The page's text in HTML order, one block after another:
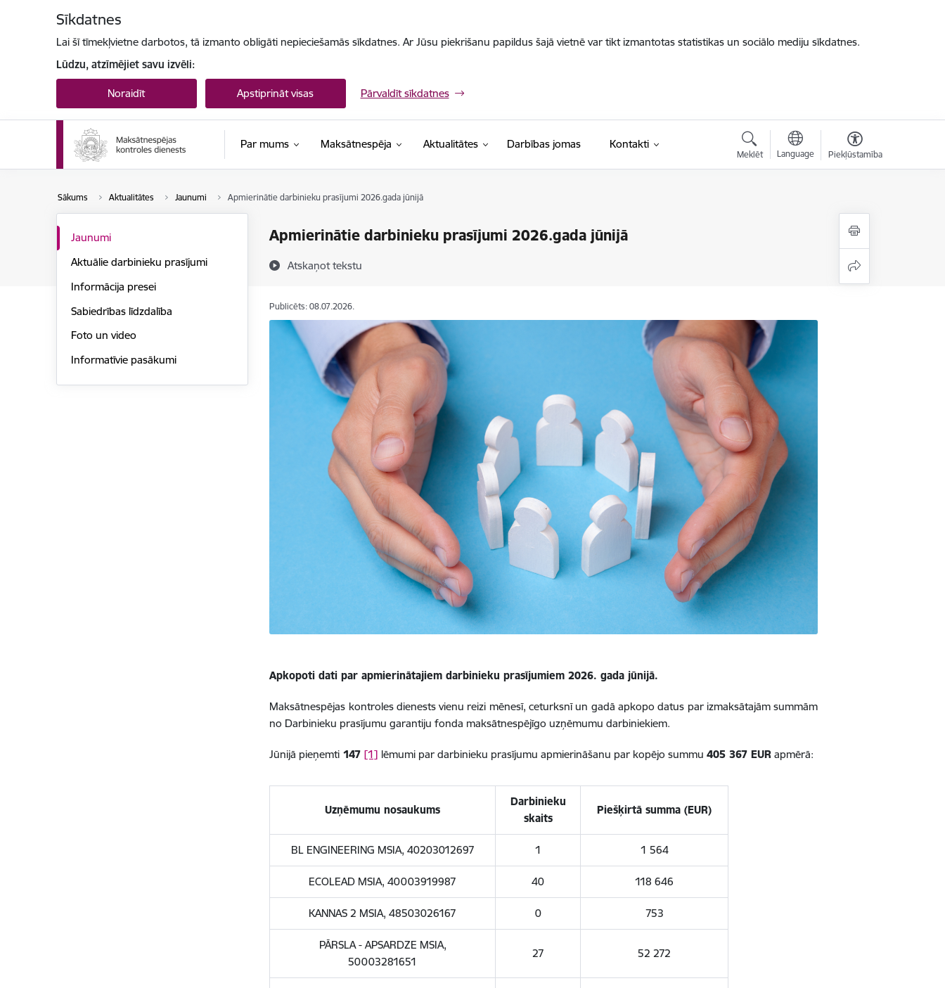
Sīkdatnes
Lai šī tīmekļvietne darbotos, tā izmanto obligāti nepieciešamās sīkdatnes. Ar Jūsu piekrišanu papildus šajā vietnē var tikt izmantotas statistikas un sociālo mediju sīkdatnes.
Lūdzu, atzīmējiet savu izvēli:
Noraidīt Apstiprināt visas Pārvaldīt sīkdatnes
Par mums Maksātnespēja Aktualitātes Darbības jomas Kontakti
Meklēt Language Piekļūstamība
Sākums Aktualitātes Jaunumi Apmierinātie darbinieku prasījumi 2026.gada jūnijā
Apmierinātie darbinieku prasījumi 2026.gada jūnijā
Atskaņot tekstu
Jaunumi
Aktuālie darbinieku prasījumi
Informācija presei
Sabiedrības līdzdalība
Foto un video
Informatīvie pasākumi
Publicēts: 08.07.2026.
Apkopoti dati par apmierinātajiem darbinieku prasījumiem 2026. gada jūnijā.
Maksātnespējas kontroles dienests vienu reizi mēnesī, ceturksnī un gadā apkopo datus par izmaksātajām summām
no Darbinieku prasījumu garantiju fonda maksātnespējīgo uzņēmumu darbiniekiem.
Jūnijā pieņemti 147[1] lēmumi par darbinieku prasījumu apmierināšanu par kopējo summu405 367 EUR apmērā:
Uzņēmumu nosaukums
Darbinieku
skaits
Piešķirtā summa (EUR)
BL ENGINEERING MSIA, 40203012697 1 1 564
ECOLEAD MSIA, 40003919987 40 118 646
KANNAS 2 MSIA, 48503026167 0 753
PĀRSLA - APSARDZE MSIA,
50003281651
27 52 272